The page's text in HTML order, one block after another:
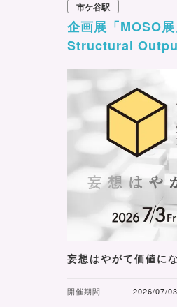
市ケ谷駅
企画展「MOSO
Structural
妄想はやがて価値に
開催期間 2026/07/